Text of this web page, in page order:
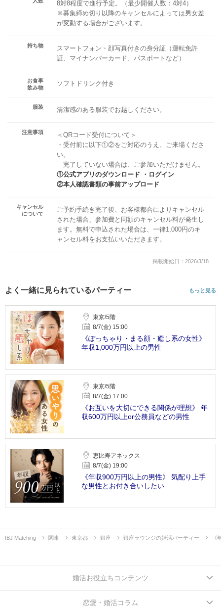
8対8程度で進行予定。（最少開催人数：4対4）
※募集締め切り以降のキャンセルによっては男女差
が変動する場合がございます。
持ち物
スマートフォン・顔写真付きの身分証（運転免許
証、マイナンバーカード、パスポートなど）
お食事
飲み物
ソフトドリンク付き
服装 清潔感のある服装でお越しください。
注意事項
＜QRコード受付について＞
・受付前に以下①②をご対応のうえ、ご来場くださ
い。
完了していない場合は、ご参加いただけません。
①公式アプリのダウンロード ・ログイン
②本人確認書類の事前アップロード
キャンセル
について
ご予約手続き完了後、お客様都合によりキャンセル
された場合、参加費と同額のキャンセル料が発生し
ます。無料で申込された場合は、一律1,000円のキ
ャンセル料をお支払いいただきます。
掲載開始日：2026/3/18
よく一緒に見られているパーティー もっと見る
東京/5階
8/7(金) 15:00
《ぽっちゃり・まる顔・癒し系の女性》
年収1,000万円以上の男性
東京/5階
8/7(金) 17:00
《お互いを大切にできる関係が理想》 年
収600万円以上or公務員などの男性
恵比寿アネックス
8/7(金) 19:00
《年収900万円以上の男性》 気配り上手
な男性とお付き合いしたい
IBJ Matching 関東 東京都 銀座 銀座ラウンジの婚活パーティー 《
婚活お役立ちコンテンツ
恋愛・婚活コラム